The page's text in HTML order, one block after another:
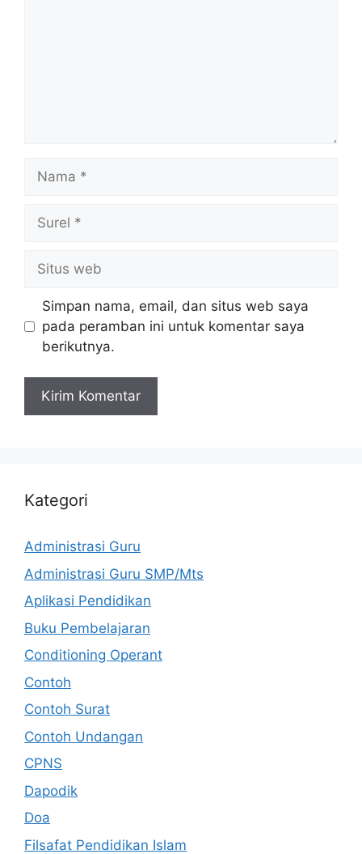
web
Simpan nama, email, dan situs web saya
pada peramban ini untuk komentar saya
berikutnya.
Kategori
Administrasi Guru
Administrasi Guru SMP/Mts
Aplikasi Pendidikan
Buku Pembelajaran
Conditioning Operant
Contoh
Contoh Surat
Contoh Undangan
CPNS
Dapodik
Doa
Filsafat Pendidikan Islam